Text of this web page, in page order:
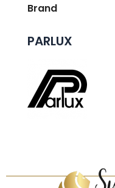
Brand
PARLUX